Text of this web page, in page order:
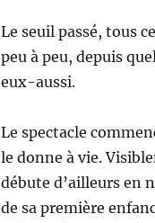
Le seuil passé, tous
peu à peu, depuis
eux-aussi.
Le spectacle
le donne à vie.
débute d’ailleurs en
de sa première